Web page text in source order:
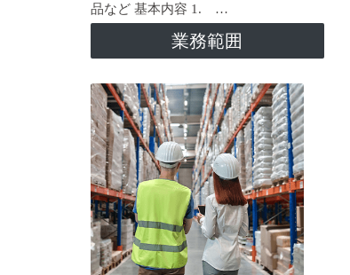
品など 基本内容 1. …
業務範囲